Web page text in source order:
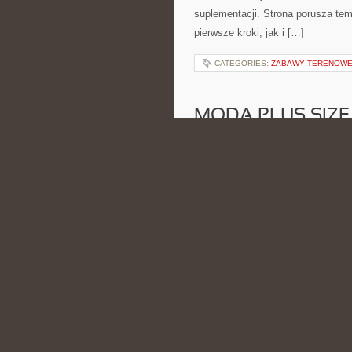
suplementacji. Strona porusza
pierwsze kroki, jak i […]
CATEGORIES: ZABAWY TERENOWE
MODA PLUS